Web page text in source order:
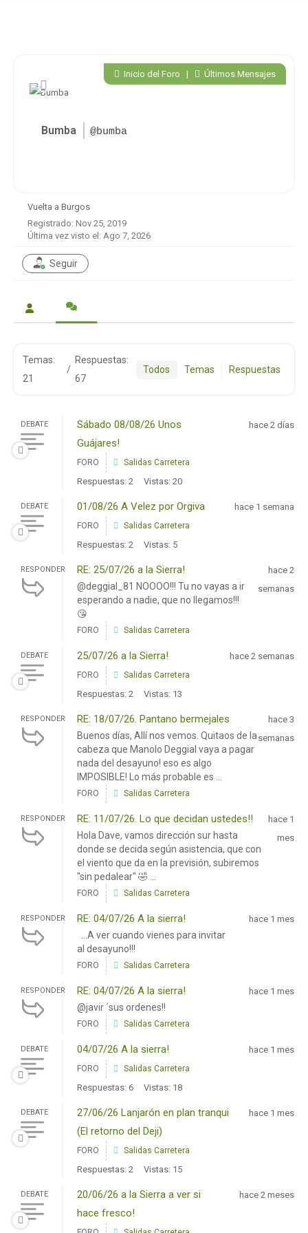
Bumba @bumba
Inicio del Foro | Últimos Mensajes
Vuelta a Burgos
Registrado: Nov 25, 2019
Última vez visto el: Ago 7, 2026
Seguir
Temas:
21
/
Respuestas:
67
Todos Temas Respuestas
DEBATE
Sábado 08/08/26 Unos
Guájares!
hace 2 días
FORO Salidas Carretera
Respuestas: 2 Vistas: 20
DEBATE 01/08/26 A Velez por Orgiva hace 1 semana
FORO Salidas Carretera
Respuestas: 2 Vistas: 5
RESPONDER RE: 25/07/26 a la Sierra!
@deggial_81 NOOOO!!! Tu no vayas a ir
esperando a nadie, que no llegamos!!!
😘
hace 2
semanas
FORO Salidas Carretera
DEBATE 25/07/26 a la Sierra! hace 2 semanas
FORO Salidas Carretera
Respuestas: 2 Vistas: 13
RESPONDER RE: 18/07/26. Pantano bermejales
Buenos días, Allí nos vemos. Quitaos de la
cabeza que Manolo Deggial vaya a pagar
nada del desayuno! eso es algo
IMPOSIBLE! Lo más probable es ...
hace 3
semanas
FORO Salidas Carretera
RESPONDER RE: 11/07/26. Lo que decidan ustedes!!
Hola Dave, vamos dirección sur hasta
donde se decida según asistencia, que con
el viento que da en la previsión, subiremos
"sin pedalear" 🤣 ...
hace 1
mes
FORO Salidas Carretera
RESPONDER RE: 04/07/26 A la sierra!
...A ver cuando vienes para invitar
al desayuno!!!
hace 1 mes
FORO Salidas Carretera
RESPONDER RE: 04/07/26 A la sierra!
@javir ´sus ordenes!!
hace 1 mes
FORO Salidas Carretera
DEBATE 04/07/26 A la sierra! hace 1 mes
FORO Salidas Carretera
Respuestas: 6 Vistas: 18
DEBATE
27/06/26 Lanjarón en plan tranqui
(El retorno del Deji)
hace 1 mes
FORO Salidas Carretera
Respuestas: 2 Vistas: 15
DEBATE
20/06/26 a la Sierra a ver si
hace fresco!
hace 2 meses